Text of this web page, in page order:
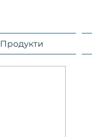
Продукти